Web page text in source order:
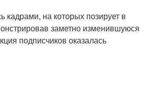
кадрами, на которых позирует в
заметно изменившуюся
подписчиков оказалась